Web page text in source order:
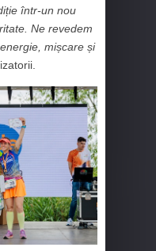
într-un nou
Ne revedem
mișcare și